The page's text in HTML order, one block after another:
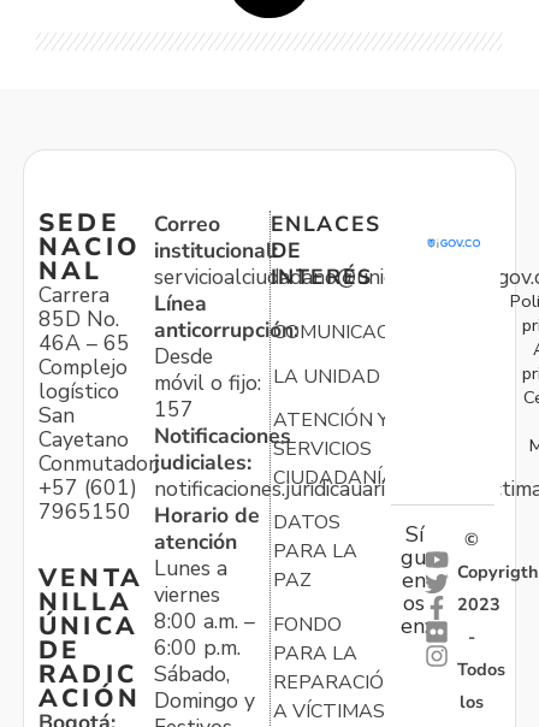
SEDE
NACIO
NAL
Carrera
85D No.
46A – 65
Complejo
logístico
San
Cayetano
Conmutador:
+57 (601)
7965150
VENTA
NILLA
ÚNICA
DE
RADIC
ACIÓN
Correo
institucional:
Línea
anticorrupción:
Desde
móvil o fijo:
157
Notificaciones
judiciales:
Horario de
atención
Lunes a
viernes
8:00 a.m. –
6:00 p.m.
Sábado,
Domingo y
ENLACES
DE
INTERÉS
COMUNICACIONES
LA UNIDAD
ATENCIÓN Y
SERVICIOS
CIUDADANÍA
DATOS
PARA LA
PAZ
FONDO
PARA LA
REPARACIÓN
A VÍCTIMAS
Sí
gu
en
os
en:
©
Copyrigth
2023
-
Todos
los